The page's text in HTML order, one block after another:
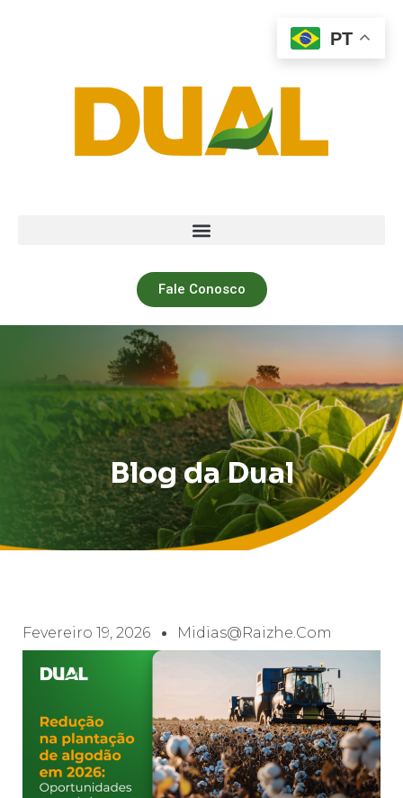
Fale Conosco
Blog da Dual
Fevereiro 19, 2026 Midias@raizhe.com
PT